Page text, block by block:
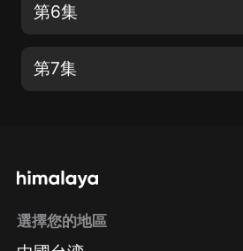
第6集
第7集
選擇您的地區